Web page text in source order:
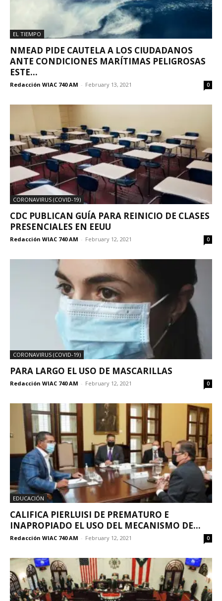
EL TIEMPO
NMEAD PIDE CAUTELA A LOS CIUDADANOS
ANTE CONDICIONES MARÍTIMAS PELIGROSAS
ESTE...
Redacción WIAC 740 AM - February 13, 2021 0
CORONAVIRUS (COVID-19)
CDC PUBLICAN GUÍA PARA REINICIO DE CLASES
PRESENCIALES EN EEUU
Redacción WIAC 740 AM - February 12, 2021 0
CORONAVIRUS (COVID-19)
PARA LARGO EL USO DE MASCARILLAS
Redacción WIAC 740 AM - February 12, 2021 0
EDUCACIÓN
CALIFICA PIERLUISI DE PREMATURO E
INAPROPIADO EL USO DEL MECANISMO DE...
Redacción WIAC 740 AM - February 12, 2021 0